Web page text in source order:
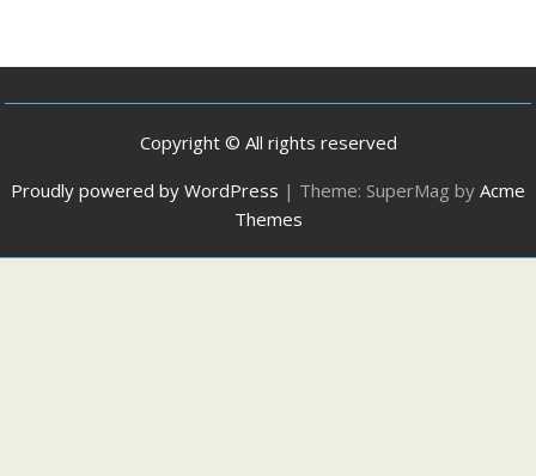
Copyright © All rights reserved
Proudly powered by WordPress | Theme: SuperMag by Acme
Themes